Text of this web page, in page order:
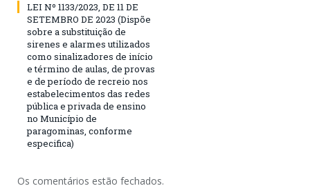
LEI Nº 1133/2023, DE 11 DE
SETEMBRO DE 2023 (Dispõe
sobre a substituição de
sirenes e alarmes utilizados
como sinalizadores de início
e término de aulas, de provas
e de período de recreio nos
estabelecimentos das redes
pública e privada de ensino
no Município de
paragominas, conforme
especifica)
Os comentários estão fechados.